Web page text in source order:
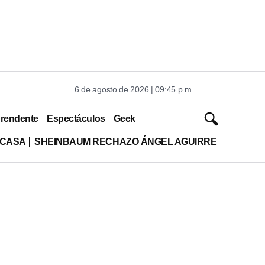
6 de agosto de 2026 | 09:45 p.m.
Espectáculos Geek
SHEINBAUM RECHAZO ÁNGEL AGUIRRE